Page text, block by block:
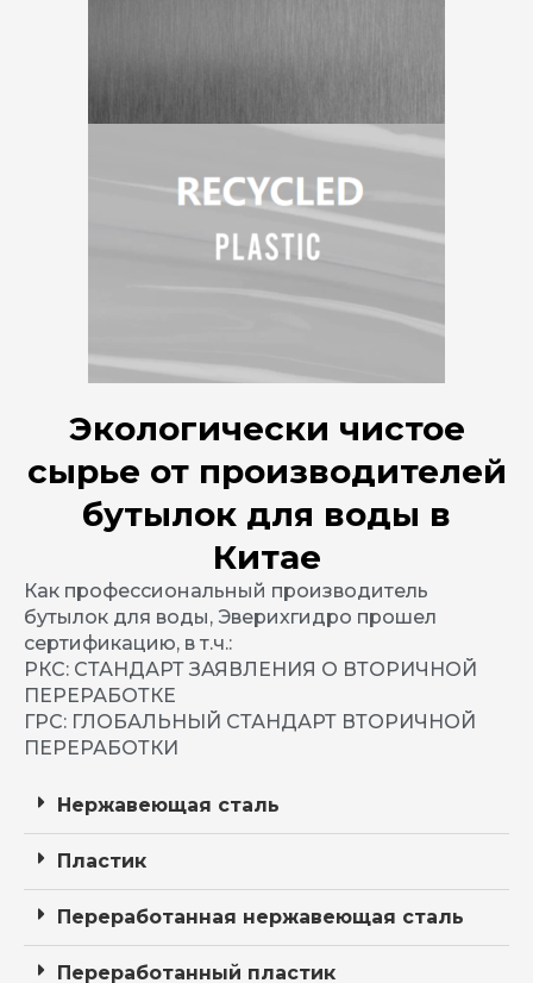
Экологически чистое
сырье от производителей
бутылок для воды в
Китае
Как профессиональный производитель
бутылок для воды, Эверихгидро прошел
сертификацию, в т.ч.:
РКС: СТАНДАРТ ЗАЯВЛЕНИЯ О ВТОРИЧНОЙ
ПЕРЕРАБОТКЕ
ГРС: ГЛОБАЛЬНЫЙ СТАНДАРТ ВТОРИЧНОЙ
ПЕРЕРАБОТКИ
Нержавеющая сталь
Пластик
Переработанная нержавеющая сталь
Переработанный пластик